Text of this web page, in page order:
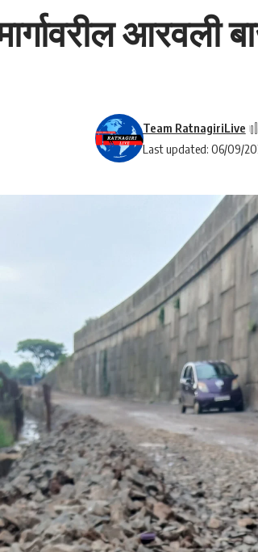
आरवली
Last updated: 06/09/
Team RatnagiriLive